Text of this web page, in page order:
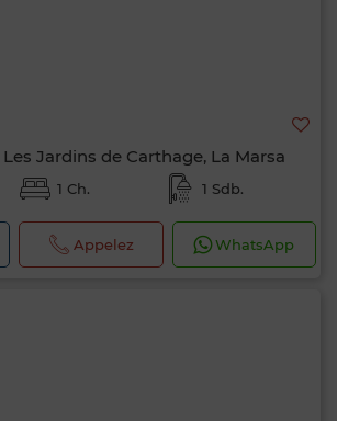
Jardins de Carthage, La Marsa
1 Ch. 1 Sdb.
Appelez WhatsApp